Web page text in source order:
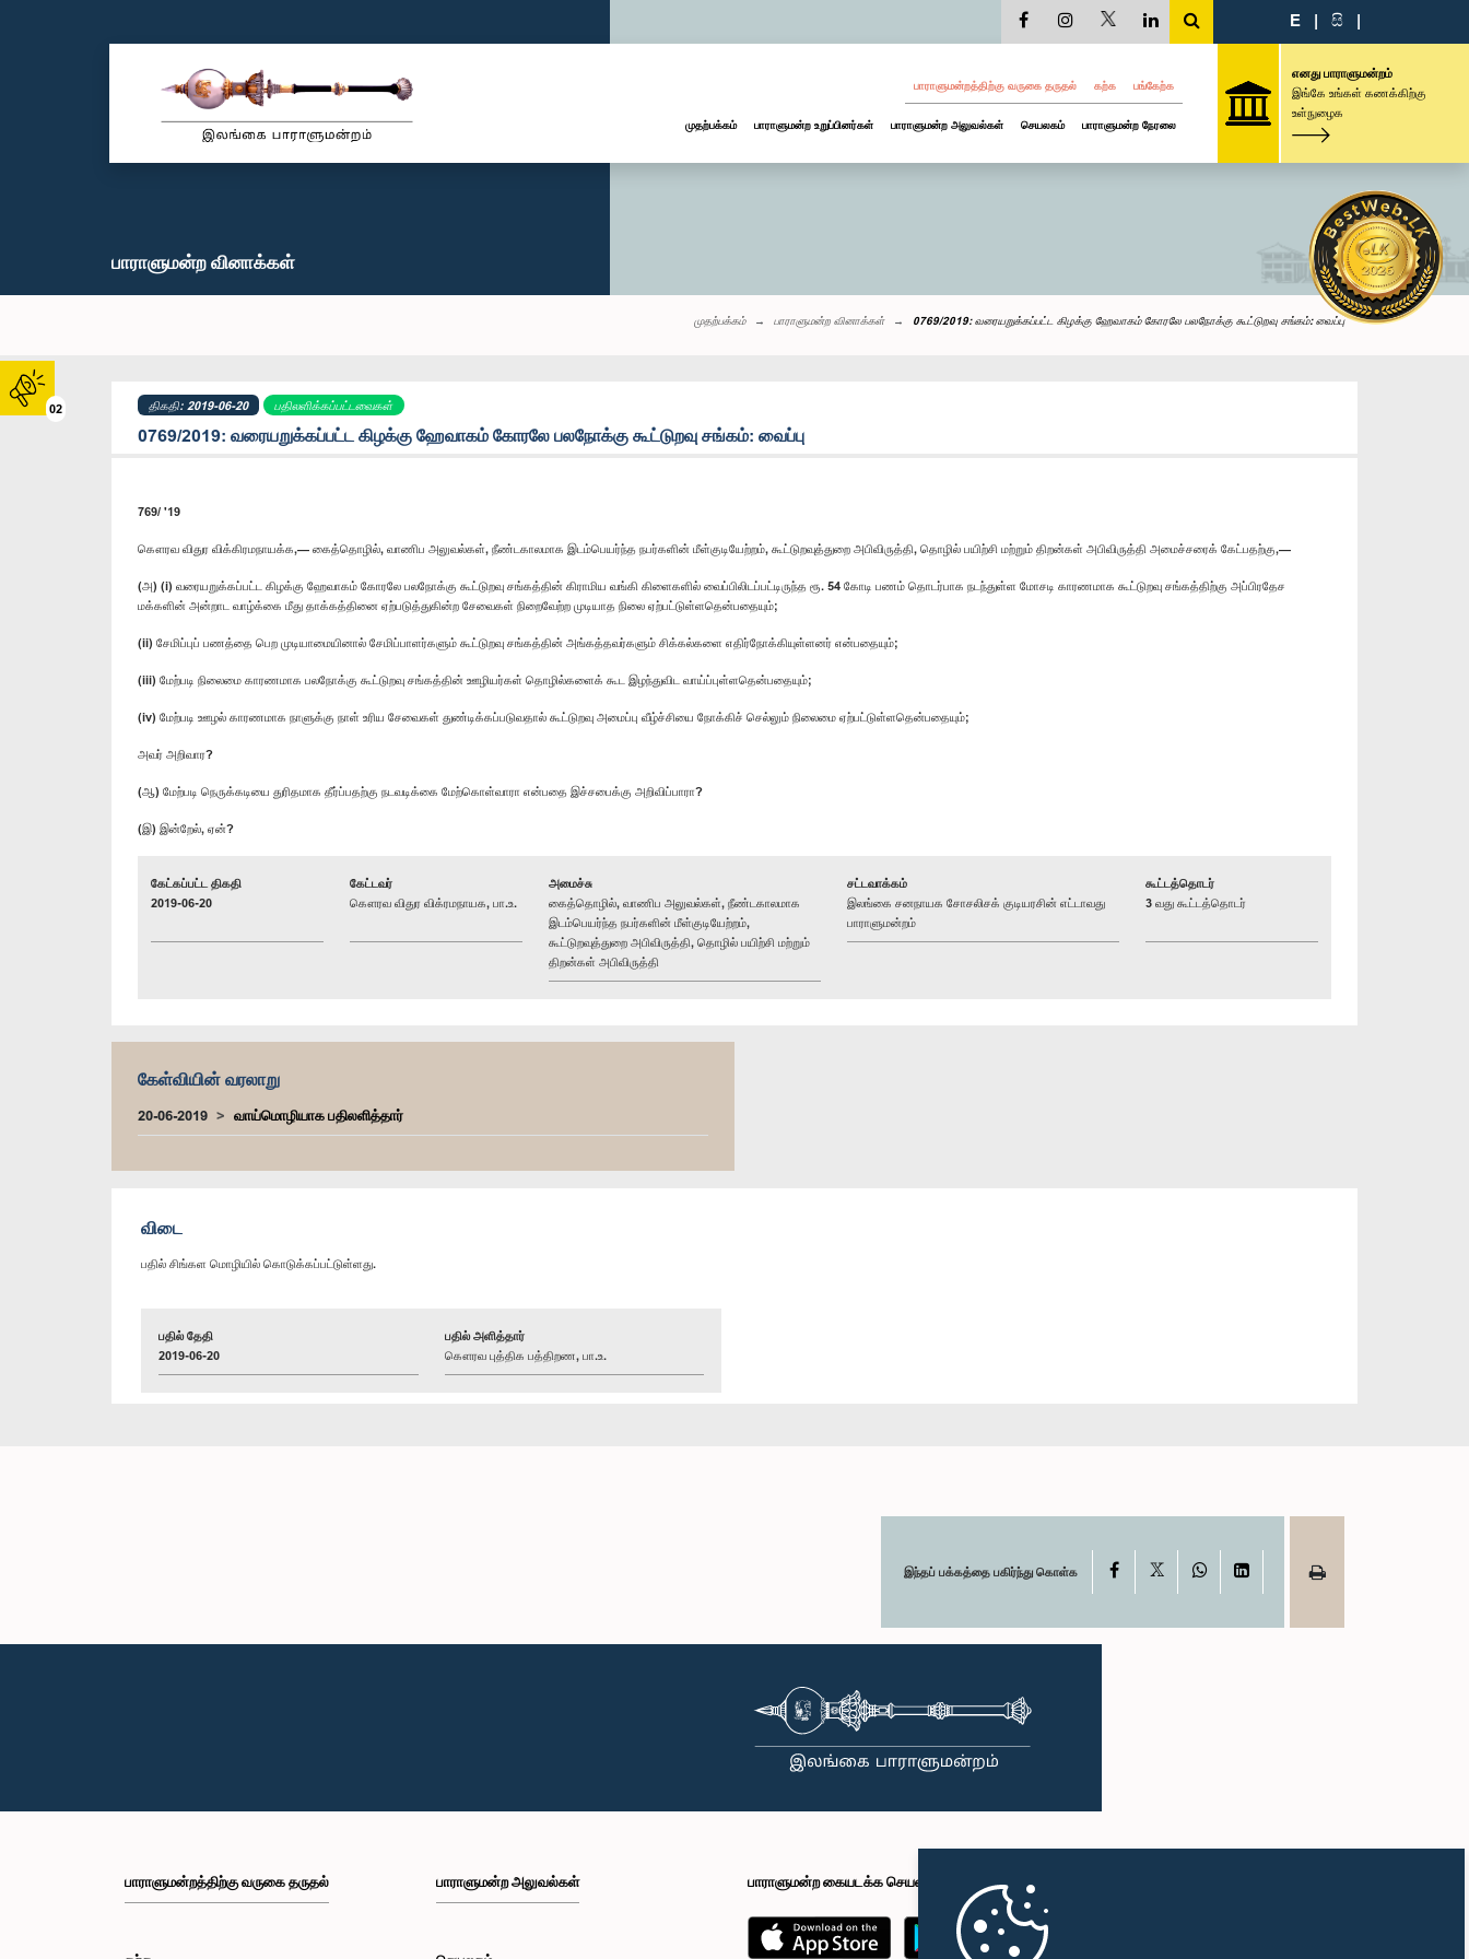
02
E | සි |
பாராளுமன்றத்திற்கு வருகை தருதல் கற்க பங்கேற்க
முதற்பக்கம் பாராளுமன்ற உறுப்பினர்கள் பாராளுமன்ற அலுவல்கள் செயலகம் பாராளுமன்ற நேரலை
எனது பாராளுமன்றம்
இங்கே உங்கள் கணக்கிற்கு
உள்நுழைக
பாராளுமன்ற வினாக்கள்
முதற்பக்கம் பாராளுமன்ற வினாக்கள் 0769/2019: வரையறுக்கப்பட்ட கிழக்கு ஹேவாகம் கோரலே பலநோக்கு கூட்டுறவு சங்கம்: வைப்பு
திகதி: 2019-06-20 பதிலளிக்கப்பட்டவைகள்
0769/2019: வரையறுக்கப்பட்ட கிழக்கு ஹேவாகம் கோரலே பலநோக்கு கூட்டுறவு சங்கம்: வைப்பு
769/ '19
கௌரவ விதுர விக்கிரமநாயக்க,— கைத்தொழில், வாணிப அலுவல்கள், நீண்டகாலமாக இடம்பெயர்ந்த நபர்களின் மீள்குடியேற்றம், கூட்டுறவுத்துறை அபிவிருத்தி, தொழில் பயிற்சி மற்றும் திறன்கள் அபிவிருத்தி அமைச்சரைக் கேட்பதற்கு,—
(அ) (i) வரையறுக்கப்பட்ட கிழக்கு ஹேவாகம் கோரலே பலநோக்கு கூட்டுறவு சங்கத்தின் கிராமிய வங்கி கிளைகளில் வைப்பிலிடப்பட்டிருந்த ரூ. 54 கோடி பணம் தொடர்பாக நடந்துள்ள மோசடி காரணமாக கூட்டுறவு சங்கத்திற்கு அப்பிரதேச
மக்களின் அன்றாட வாழ்க்கை மீது தாக்கத்தினை ஏற்படுத்துகின்ற சேவைகள் நிறைவேற்ற முடியாத நிலை ஏற்பட்டுள்ளதென்பதையும்;
(ii) சேமிப்புப் பணத்தை பெற முடியாமையினால் சேமிப்பாளர்களும் கூட்டுறவு சங்கத்தின் அங்கத்தவர்களும் சிக்கல்களை எதிர்நோக்கியுள்ளனர் என்பதையும்;
(iii) மேற்படி நிலைமை காரணமாக பலநோக்கு கூட்டுறவு சங்கத்தின் ஊழியர்கள் தொழில்களைக் கூட இழந்துவிட வாய்ப்புள்ளதென்பதையும்;
(iv) மேற்படி ஊழல் காரணமாக நாளுக்கு நாள் உரிய சேவைகள் துண்டிக்கப்படுவதால் கூட்டுறவு அமைப்பு வீழ்ச்சியை நோக்கிச் செல்லும் நிலைமை ஏற்பட்டுள்ளதென்பதையும்;
அவர் அறிவார?
(ஆ) மேற்படி நெருக்கடியை துரிதமாக தீர்ப்பதற்கு நடவடிக்கை மேற்கொள்வாரா என்பதை இச்சபைக்கு அறிவிப்பாரா?
(இ) இன்றேல், ஏன்?
கேட்கப்பட்ட திகதி
2019-06-20
கேட்டவர்
கௌரவ விதுர விக்ரமநாயக, பா.உ.
அமைச்சு
கைத்தொழில், வாணிப அலுவல்கள், நீண்டகாலமாக
இடம்பெயர்ந்த நபர்களின் மீள்குடியேற்றம்,
கூட்டுறவுத்துறை அபிவிருத்தி, தொழில் பயிற்சி மற்றும்
திறன்கள் அபிவிருத்தி
சட்டவாக்கம்
இலங்கை சனநாயக சோசலிசக் குடியரசின் எட்டாவது
பாராளுமன்றம்
கூட்டத்தொடர்
3 வது கூட்டத்தொடர்
கேள்வியின் வரலாறு
20-06-2019 வாய்மொழியாக பதிலளித்தார்
விடை
பதில் சிங்கள மொழியில் கொடுக்கப்பட்டுள்ளது.
பதில் தேதி
2019-06-20
பதில் அளித்தார்
கௌரவ புத்திக பத்திறண, பா.உ.
இந்தப் பக்கத்தை பகிர்ந்து கொள்க Facebook WhatsAppLinkedIn
பாராளுமன்றத்திற்கு வருகை தருதல் பாராளுமன்ற அலுவல்கள் பாராளுமன்ற கையடக்க செயலி